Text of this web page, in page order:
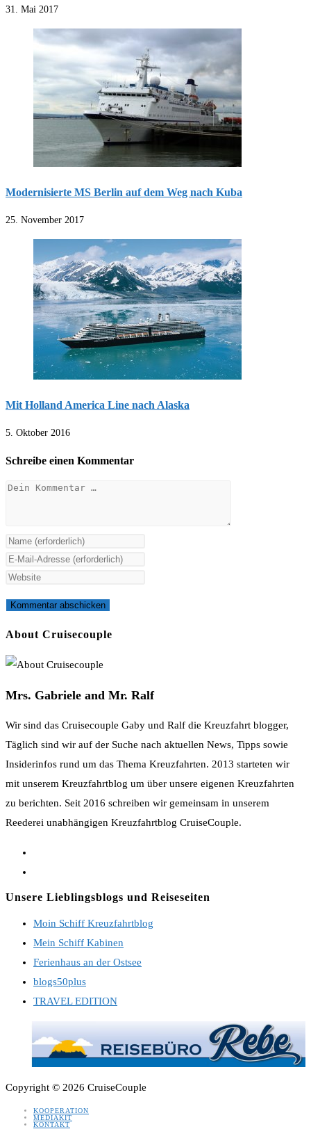
31. Mai 2017
Modernisierte MS Berlin auf dem Weg nach Kuba
25. November 2017
Mit Holland America Line nach Alaska
5. Oktober 2016
Schreibe einen Kommentar
Kommentar
Gib
deinen
Namen
Benutzernamen
zum
ein
Gib
deine
Mail-
Adresse
Kommentieren
Gib
Website-
URL
(optional)
About Cruisecouple
Mrs. Gabriele and Mr. Ralf
Wir sind das Cruisecouple Gaby und Ralf die Kreuzfahrt blogger,
Täglich sind wir auf der Suche nach aktuellen News, Tipps sowie
Insiderinfos rund um das Thema Kreuzfahrten. 2013 starteten wir
mit unserem Kreuzfahrtblog um über unsere eigenen Kreuzfahrten
zu berichten. Seit 2016 schreiben wir gemeinsam in unserem
Reederei unabhängigen Kreuzfahrtblog CruiseCouple.
tab
new
tab
Unsere Lieblingsblogs und Reiseseiten
Moin Schiff Kreuzfahrtblog
Mein Schiff Kabinen
Ferienhaus an der Ostsee
blogs50plus
TRAVEL EDITION
Copyright © 2026 CruiseCouple
KOOPERATION
MEDIAKIT
KONTAKT